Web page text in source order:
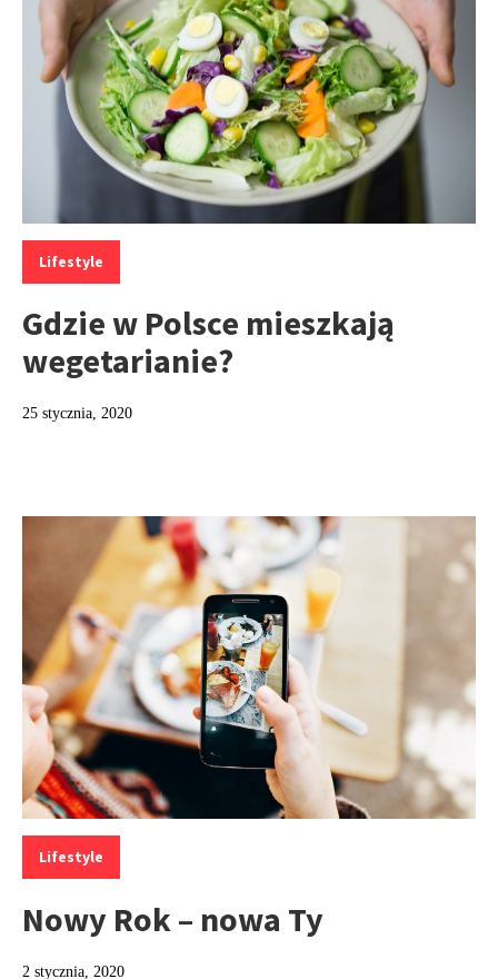
Kategorie:
Lifestyle
Gdzie w Polsce mieszkają
wegetarianie?
25 stycznia, 2020
Kategorie:
Lifestyle
Nowy Rok – nowa Ty
2 stycznia, 2020